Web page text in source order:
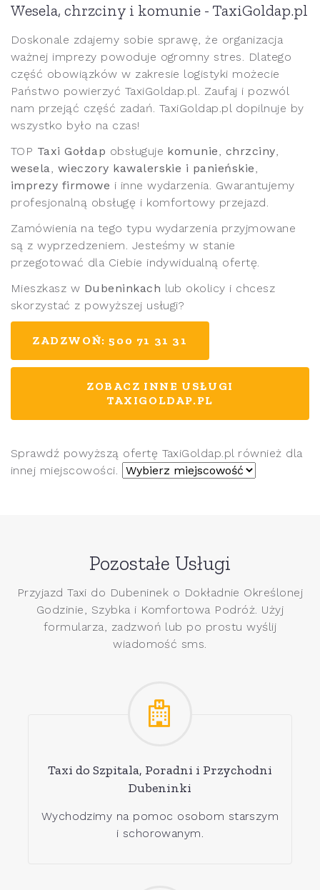
Wesela, chrzciny i komunie - TaxiGoldap.pl
Doskonale zdajemy sobie sprawę, że organizacja
ważnej imprezy powoduje ogromny stres. Dlatego
część obowiązków w zakresie logistyki możecie
Państwo powierzyć TaxiGoldap.pl. Zaufaj i pozwól
nam przejąć część zadań. TaxiGoldap.pl dopilnuje by
wszystko było na czas!
TOP Taxi Gołdap obsługuje komunie, chrzciny,
wesela, wieczory kawalerskie i panieńskie,
imprezy firmowe i inne wydarzenia. Gwarantujemy
profesjonalną obsługę i komfortowy przejazd.
Zamówienia na tego typu wydarzenia przyjmowane
są z wyprzedzeniem. Jesteśmy w stanie
przegotować dla Ciebie indywidualną ofertę.
Mieszkasz w Dubeninkach lub okolicy i chcesz
skorzystać z powyższej usługi?
ZADZWOŃ: 500 71 31 31
ZOBACZ INNE USŁUGI
TAXIGOLDAP.PL
Sprawdź powyższą ofertę TaxiGoldap.pl również dla
innej miejscowości.
Pozostałe Usługi
Przyjazd Taxi do Dubeninek o Dokładnie Określonej
Godzinie, Szybka i Komfortowa Podróż. Użyj
formularza, zadzwoń lub po prostu wyślij
wiadomość sms.
Taxi do Szpitala, Poradni i Przychodni
Dubeninki
Wychodzimy na pomoc osobom starszym
i schorowanym.